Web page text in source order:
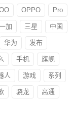
OPPO Pro
加 三星 中国
华为 发布
手机 旗舰
人 游戏 系列
骁龙 高通